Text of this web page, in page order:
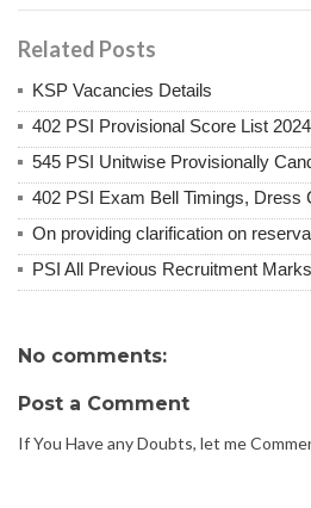
Related Posts
KSP Vacancies Details
402 PSI Provisional Score List 2024
545 PSI Unitwise Provisionally
402 PSI Exam Bell Timings, Dress
On providing clarification on
PSI All Previous Recruitment
No comments:
Post a Comment
If You Have any Doubts, let me